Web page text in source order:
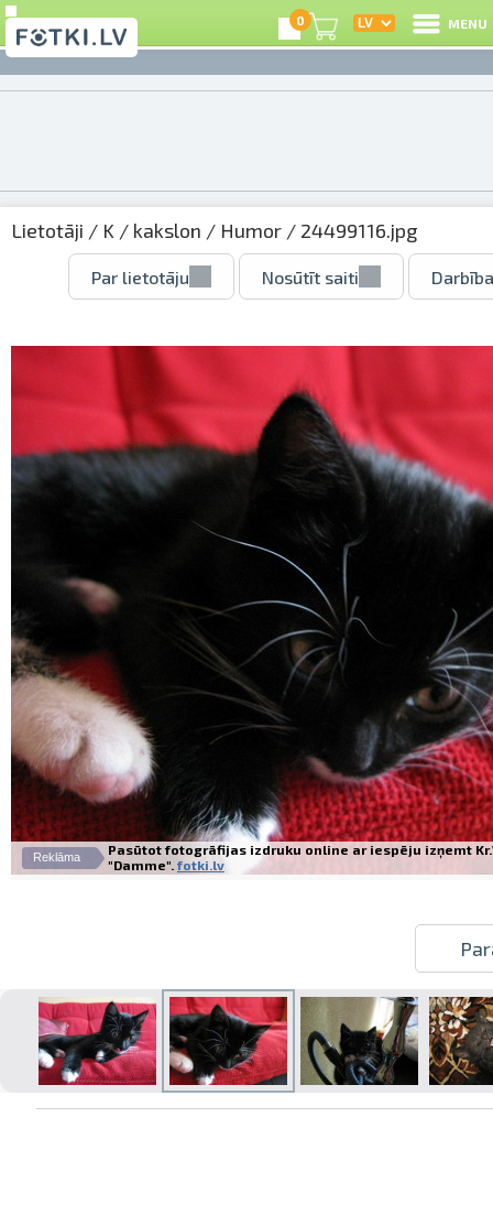
Izdrukas 1h laikā Rīgā – pasūtiet
tiešsaistē
Dažādi formāti un papīra veidi
0 MENU
Lietotāji / K / kakslon / Humor / 24499116.jpg
Par lietotāju Nosūtīt saiti
Reklāma
Pasūtot fotogrāfijas izdruku online ar iespēju izņemt
"Damme". fotki.lv